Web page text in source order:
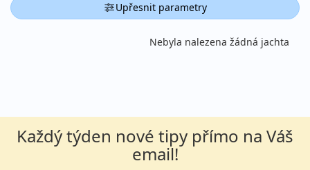
Upřesnit parametry
Nebyla nalezena žádná jachta
Každý týden nové tipy přímo na Váš
email!